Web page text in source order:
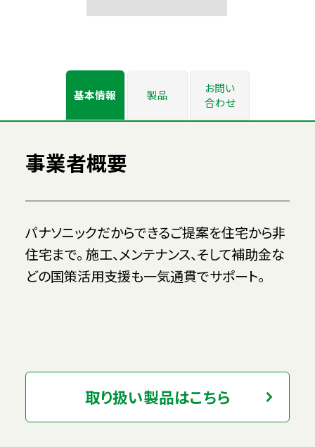
基本情報 製品
お問い
合わせ
事業者概要
パナソニックだからできるご提案を住宅から非
住宅まで。 施工、メンテナンス、そして補助金な
どの国策活用支援も一気通貫でサポート。
取り扱い製品はこちら